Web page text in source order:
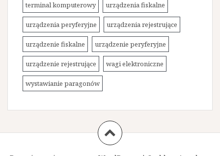
terminal komputerowy urządzenia fiskalne
urządzenia peryferyjne urządzenia rejestrujące
urządzenie fiskalne urządzenie peryferyjne
urządzenie rejestrujące wagi elektroniczne
wystawianie paragonów